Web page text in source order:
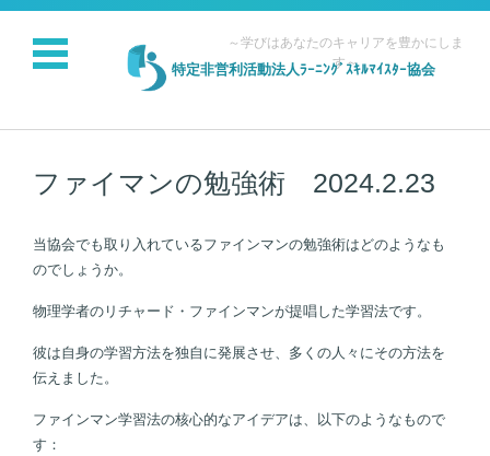
特定非営利活動法人ﾗｰﾆﾝｸﾞｽｷﾙﾏｲｽﾀｰ協会
～学びはあなたのキャリアを豊かにしま
す～
コンテンツに移動
ファイマンの勉強術 2024.2.23
当協会でも取り入れているファインマンの勉強術はどのようなも
のでしょうか。
物理学者のリチャード・ファインマンが提唱した学習法です。
彼は自身の学習方法を独自に発展させ、多くの人々にその方法を
伝えました。
ファインマン学習法の核心的なアイデアは、以下のようなもので
す：